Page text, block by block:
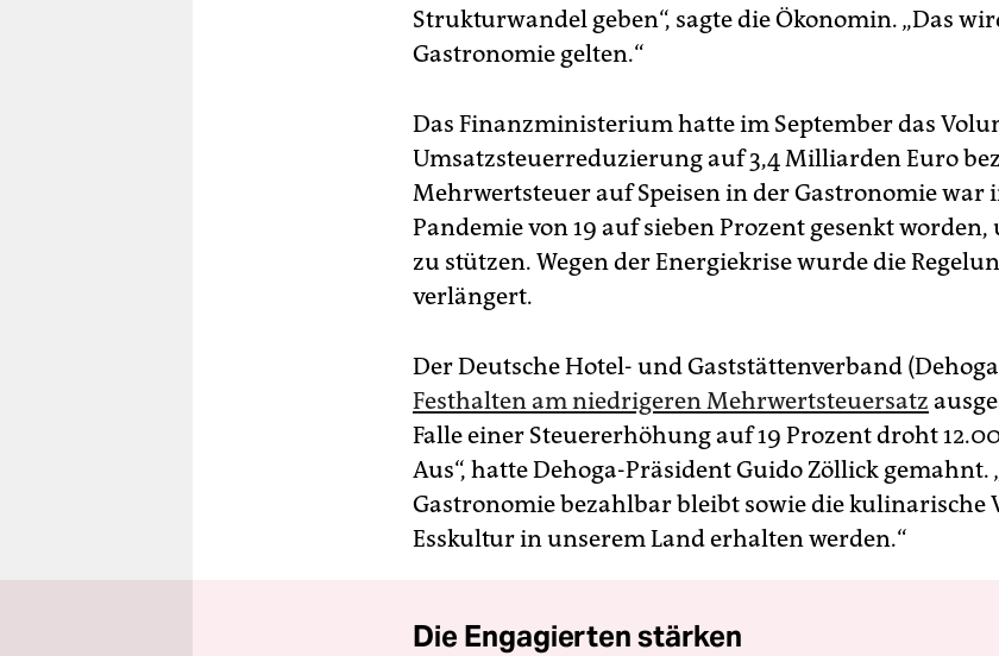
Strukturwandel geben“, sagte die Ökonomin. „Das
Gastronomie gelten.“
Das Finanzministerium hatte im September das
Umsatzsteuerreduzierung auf 3,4 Milliarden Euro
Mehrwertsteuer auf Speisen in der Gastronomie war
Pandemie von 19 auf sieben Prozent gesenkt
zu stützen. Wegen der Energiekrise wurde die
verlängert.
Der Deutsche Hotel- und Gaststättenverband
Festhalten am niedrigeren Mehrwertsteuersatz
Falle einer Steuererhöhung auf 19 Prozent droht
Aus“, hatte Dehoga-Präsident Guido Zöllick gemahnt.
Gastronomie bezahlbar bleibt sowie die kulinarische
Esskultur in unserem Land erhalten werden.“
Die Engagierten stärken